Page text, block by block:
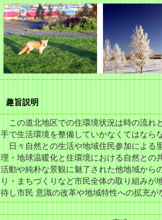
趣旨説明
この道北地区での住環境状況は時の流れ
手で生活環境を整備していかなくてはなら
日々自然との生活や地域住民参加による
理・地球温暖化と住環境における自然との
活動や純朴な景観に魅了された他地域から
り・まちづくりなど市民全体の取り組みが
待し市民 意識の改革や地域特性への拡充が